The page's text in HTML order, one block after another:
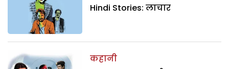
Hindi Stories: लाचार
कहानी